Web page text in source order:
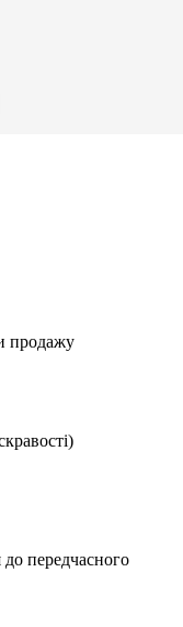
продажу
передчасного